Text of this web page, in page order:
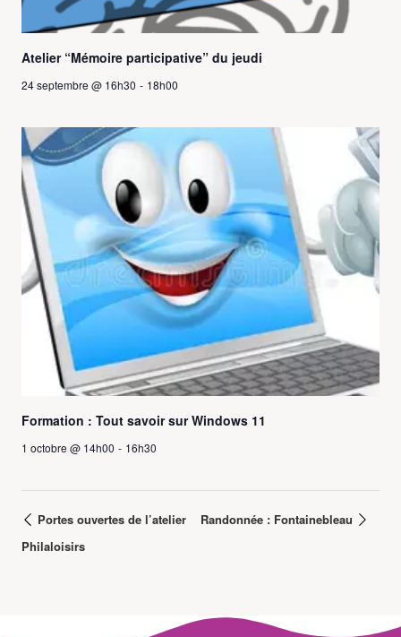
Atelier “Mémoire participative” du jeudi
24 septembre @ 16h30 - 18h00
Formation : Tout savoir sur Windows 11
1 octobre @ 14h00 - 16h30
Portes ouvertes de l’atelier
Philaloisirs
Randonnée : Fontainebleau